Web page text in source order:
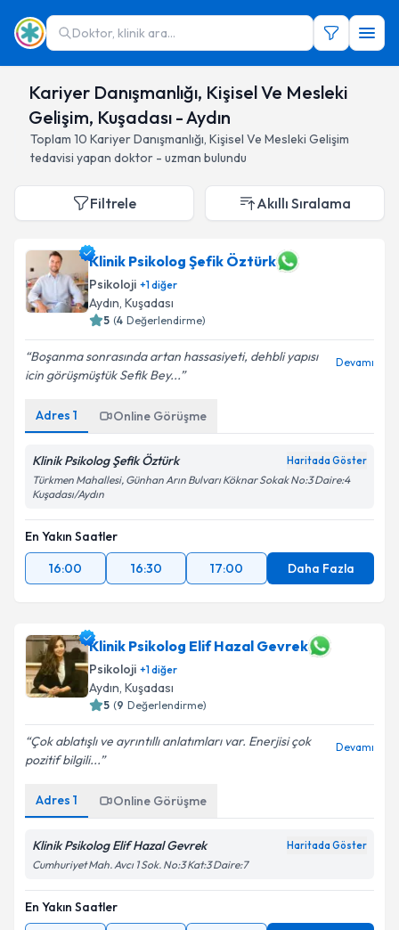
Doktor, klinik ara...
Kariyer Danışmanlığı, Kişisel Ve Mesleki
Gelişim, Kuşadası - Aydın
Toplam 10 Kariyer Danışmanlığı, Kişisel Ve Mesleki Gelişim
tedavisi yapan doktor - uzman bulundu
Filtrele Akıllı Sıralama
Klinik Psikolog Şefik Öztürk
Psikoloji +1diğer
Aydın, Kuşadası
5 (4 Değerlendirme)
Boşanma sonrasında artan hassasiyeti, dehbli yapısı
icin görüşmüştük Sefik Bey...
Devamı
Adres 1 Online Görüşme
Klinik Psikolog Şefik Öztürk Haritada Göster
Türkmen Mahallesi, Günhan Arın Bulvarı Köknar Sokak No:3 Daire:4
Kuşadası/Aydın
En Yakın Saatler
16:00
16:30 17:00 Daha Fazla
Klinik Psikolog Elif Hazal Gevrek
Psikoloji +1diğer
Aydın, Kuşadası
5 (9 Değerlendirme)
Çok ablatışlı ve ayrıntıllı anlatımları var. Enerjisi çok
pozitif bilgili...
Devamı
Adres 1 Online Görüşme
Klinik Psikolog Elif Hazal Gevrek Haritada Göster
Cumhuriyet Mah. Avcı 1 Sok. No:3 Kat:3 Daire:7
En Yakın Saatler